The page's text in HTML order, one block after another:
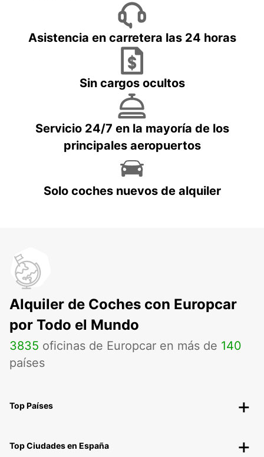
Asistencia en carretera las 24 horas
Sin cargos ocultos
Servicio 24/7 en la mayoría de los
principales aeropuertos
Solo coches nuevos de alquiler
Alquiler de Coches con Europcar
por Todo el Mundo
3835 oficinas de Europcar en más de 140
países
Top Países
Top Ciudades en España